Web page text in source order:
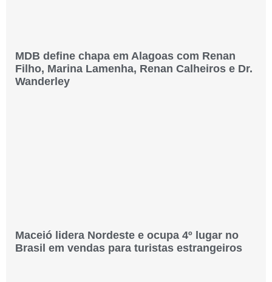
MDB define chapa em Alagoas com Renan
Filho, Marina Lamenha, Renan Calheiros e Dr.
Wanderley
Maceió lidera Nordeste e ocupa 4º lugar no
Brasil em vendas para turistas estrangeiros